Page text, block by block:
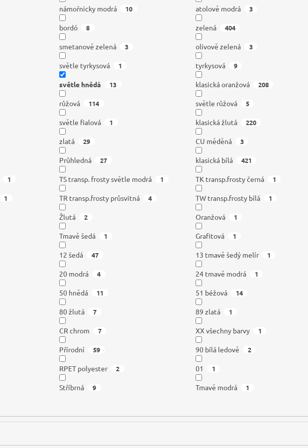
námořnicky modrá 10 atolově modrá 3
bordó 8 zelená 404
smetanově zelená 3 olivově zelená 3
světle tyrkysová 1 tyrkysová 9
světle hnědá 13 klasická oranžová 208
růžová 114 světle růžová 5
světle fialová 1 klasická žlutá 220
zlatá 29 CU měděná 3
Průhledná 27 klasická bílá 421
1 TS transp. frosty světle modrá 1 TK transp.frosty černá 1
1 TR transp.frosty průsvitná 4 TW transp.frosty bílá 1
Žlutá 2 Oranžová 1
Tmavě šedá 1 Grafitová 1
12 šedá 47 13 tmavě šedý melír 1
20 modrá 4 24 tmavě modrá 1
50 hnědá 11 51 béžová 14
80 žlutá 7 89 zlatá 1
CR chrom 7 XX všechny barvy 1
Přírodní 59 90 bílá ledově 2
RPET polyester 2 01 1
Stříbrná 9 Tmavě modrá 1